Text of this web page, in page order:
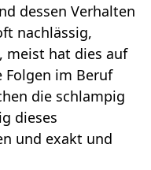
dessen Verhalten
nachlässig,
meist hat dies auf
Folgen im Beruf
die schlampig
dieses
und exakt und